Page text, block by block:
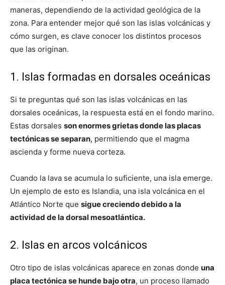
maneras, dependiendo de la actividad geológica de la
zona. Para entender mejor qué son las islas volcánicas y
cómo surgen, es clave conocer los distintos procesos
que las originan.
1. Islas formadas en dorsales oceánicas
Si te preguntas qué son las islas volcánicas en las
dorsales oceánicas, la respuesta está en el fondo marino.
Estas dorsales son enormes grietas donde las placas
tectónicas se separan, permitiendo que el magma
ascienda y forme nueva corteza.
Cuando la lava se acumula lo suficiente, una isla emerge.
Un ejemplo de esto es Islandia, una isla volcánica en el
Atlántico Norte que sigue creciendo debido a la
actividad de la dorsal mesoatlántica.
2. Islas en arcos volcánicos
Otro tipo de islas volcánicas aparece en zonas donde una
placa tectónica se hunde bajo otra, un proceso llamado